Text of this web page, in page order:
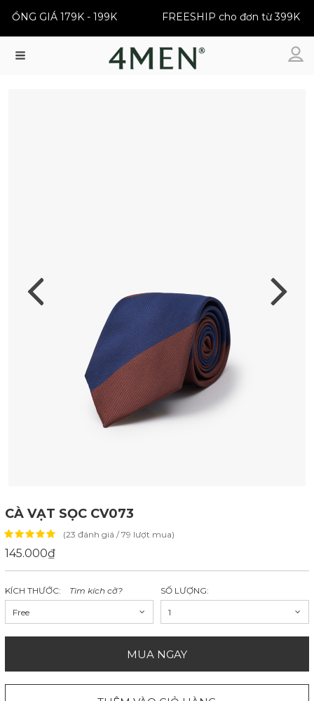
| ĐỒNG GIÁ 179K - 199K FREESHIP cho đơn từ 399K
CÀ VẠT SỌC CV073
(23 đánh giá / 79 lượt mua)
145.000₫
KÍCH THƯỚC: Tìm kích cỡ?
Free
SỐ LƯỢNG:
1
MUA NGAY